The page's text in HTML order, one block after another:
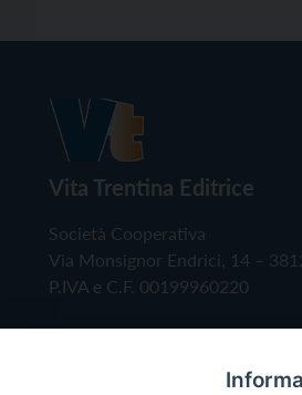
Vita Trentina Editrice
Società Cooperativa
Via Monsignor Endrici, 14 –
P.IVA e C.F. 00199960220